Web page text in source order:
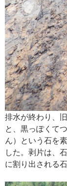
排水が終わり、
と、黒っぽくて
ん）という石を
した。剥片は、
に割り出される